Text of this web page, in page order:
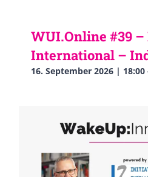
WUI.Online #39
International –
16. September 2026 | 18:00